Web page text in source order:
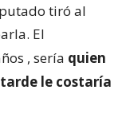
tiró al
El
, sería quien
le costaría